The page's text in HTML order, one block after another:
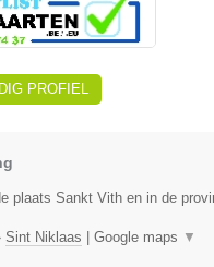
PROFIEL
plaats Sankt Vith en in de
Sint Niklaas | Google maps ▼